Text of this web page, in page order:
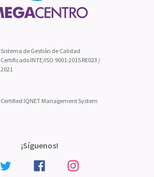
Sistema de Gestión de Calidad
Certificado INTE/ISO 9001:2015 RE023 /
2021
Certified IQNET Management System
¡Síguenos!